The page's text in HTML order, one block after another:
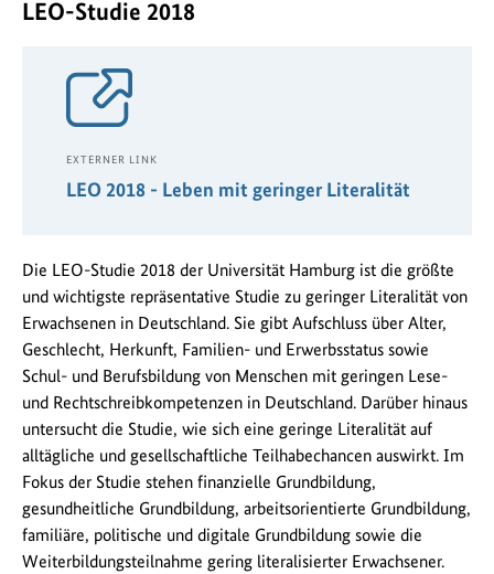
LEO-Studie 2018
EXTERNER LINK
LEO 2018 - Leben mit geringer Literalität
Die LEO-Studie 2018 der Universität Hamburg ist die größte
und wichtigste repräsentative Studie zu geringer Literalität von
Erwachsenen in Deutschland. Sie gibt Aufschluss über Alter,
Geschlecht, Herkunft, Familien- und Erwerbsstatus sowie
Schul- und Berufsbildung von Menschen mit geringen Lese-
und Rechtschreibkompetenzen in Deutschland. Darüber hinaus
untersucht die Studie, wie sich eine geringe Literalität auf
alltägliche und gesellschaftliche Teilhabechancen auswirkt. Im
Fokus der Studie stehen finanzielle Grundbildung,
gesundheitliche Grundbildung, arbeitsorientierte Grundbildung,
familiäre, politische und digitale Grundbildung sowie die
Weiterbildungsteilnahme gering literalisierter Erwachsener.